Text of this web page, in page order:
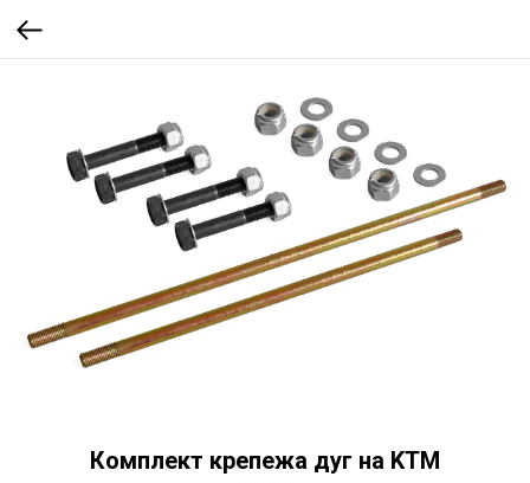
Комплект крепежа дуг на KTM